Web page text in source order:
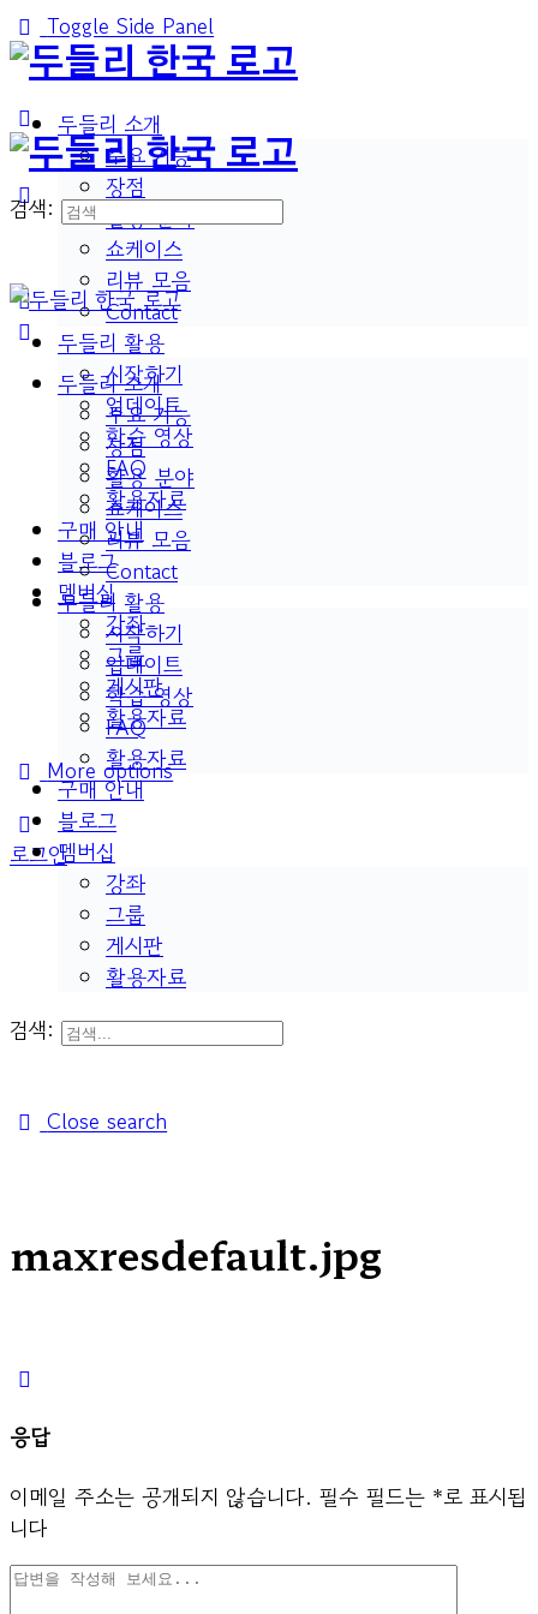
Toggle Side Panel
두들리 소개
주요 기능
장점
활용 분야
쇼케이스
리뷰 모음
Contact
두들리 활용
시작하기
업데이트
학습 영상
FAQ
활용자료
구매 안내
블로그
멤버십
강좌
그룹
게시판
활용자료
More options
로그인
검색:
두들리 소개
주요 기능
장점
활용 분야
쇼케이스
리뷰 모음
Contact
두들리 활용
시작하기
업데이트
학습 영상
FAQ
활용자료
구매 안내
블로그
멤버십
강좌
그룹
게시판
활용자료
검색:
Close search
maxresdefault.jpg
응답
이메일 주소는 공개되지 않습니다. 필수 필드는 *로 표시됩
니다